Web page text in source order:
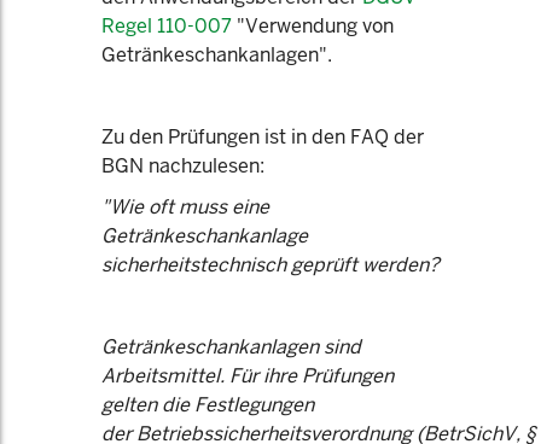
Regel 110-007 "Verwendung von
Getränkeschankanlagen".
Zu den Prüfungen ist in den FAQ der
BGN nachzulesen:
"Wie oft muss eine
Getränkeschankanlage
sicherheitstechnisch geprüft werden?
Getränkeschankanlagen sind
Arbeitsmittel. Für ihre Prüfungen
gelten die Festlegungen
der Betriebssicherheitsverordnung (BetrSichV, §